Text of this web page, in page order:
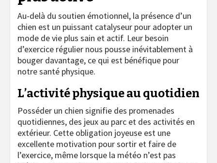
Au-delà du soutien émotionnel, la présence d’un
chien est un puissant catalyseur pour adopter un
mode de vie plus sain et actif. Leur besoin
d’exercice régulier nous pousse inévitablement à
bouger davantage, ce qui est bénéfique pour
notre santé physique.
L’activité physique au quotidien
Posséder un chien signifie des promenades
quotidiennes, des jeux au parc et des activités en
extérieur. Cette obligation joyeuse est une
excellente motivation pour sortir et faire de
l’exercice, même lorsque la météo n’est pas